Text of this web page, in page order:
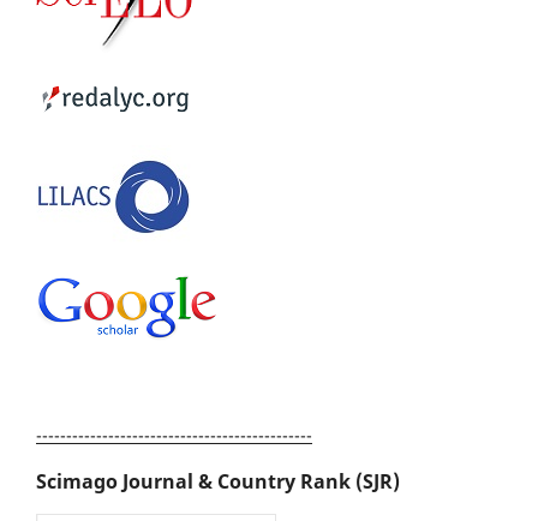
----------------------------------------------
Scimago Journal & Country Rank (SJR)